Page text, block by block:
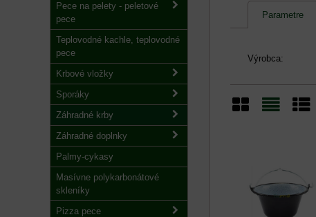
Parametre
Výrobca:
Pece na pelety - peletové
pece
Teplovodné kachle, teplovodné
pece
Krbové vložky
Sporáky
Záhradné krby
Záhradné doplnky
Palmy-cykasy
Masívne polykarbonátové
skleníky
Pizza pece